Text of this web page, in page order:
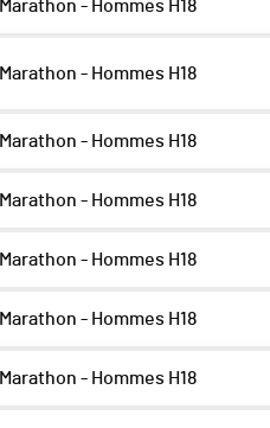
Marathon - Hommes H18
Marathon - Hommes H18
Marathon - Hommes H18
Marathon - Hommes H18
Marathon - Hommes H18
Marathon - Hommes H18
Marathon - Hommes H18